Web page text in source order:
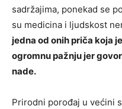
sadržajima, ponekad se
su medicina i ljudskost
jedna od onih priča koja
ogromnu pažnju jer
nade.
Prirodni porođaj u većini